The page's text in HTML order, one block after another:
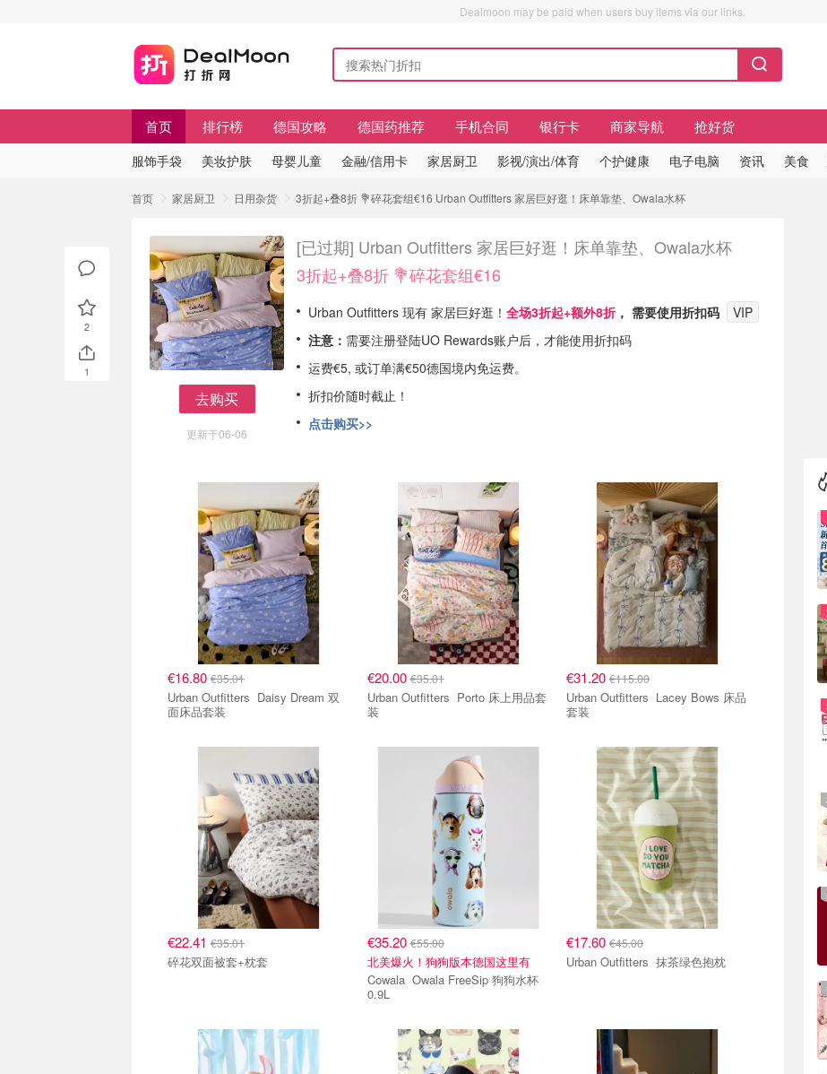
Dealmoon may be paid when users buy items via our links.
首页 排行榜 德国攻略 德国药推荐 手机合同 银行卡 商家导航 抢好货
服饰手袋 美妆护肤 母婴儿童 金融/信用卡 家居厨卫 影视/演出/体育 个护健康 电子电脑 资讯 美食
首页 家居厨卫 日用杂货 3折起+叠8折 💐碎花套组€16 Urban Outfitters 家居巨好逛！床单靠垫、Owala水杯
去购买
更新于06-06
[已过期] Urban Outfitters 家居巨好逛！床单靠垫、Owala水杯
3折起+叠8折 💐碎花套组€16
Urban Outfitters 现有 家居巨好逛！ 全场3折起+额外8折 ， 需要使用折扣码
VIP
注意： 需要注册登陆UO Rewards账户后，才能使用折扣码
运费€5, 或订单满€50德国境内免运费。
折扣价随时截止！
点击购买>>
€16.80 €35.01
Urban Outfitters Daisy Dream 双
面床品套装
€20.00€35.01
Urban Outfitters Porto 床上用品套
装
€31.20 €115.00
Urban Outfitters Lacey Bows 床品
套装
€22.41 €35.01
碎花双面被套+枕套
€35.20€55.00
北美爆火！狗狗版本德国这里有
Cowala Owala FreeSip 狗狗水杯
0.9L
€17.60 €45.00
Urban Outfitters 抹茶绿色抱枕
2
1